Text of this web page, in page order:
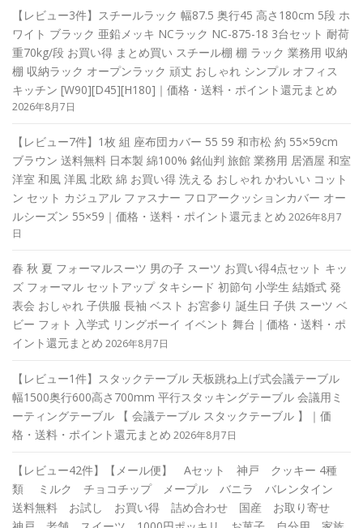
【レビュー3件】スチールラック 幅87.5 奥行45 高さ180cm 5段 ホ
ワイト ブラック 亜鉛メッキ NCラック NC-875-18 3台セット 耐荷
重70kg/段 お買い得 まとめ買い スチール棚 棚 ラック 業務用 収納
棚 収納ラック オープンラック 頑丈 おしゃれ シンプル オフィス
キッチン [W90][D45][H180]｜価格・送料・ポイント還元まとめ
2026年8月7日
【レビュー7件】1枚 組 座布団カバー 55 59 和市松 約 55×59cm
ブラウン 送料無料 日本製 綿100% 銘仙判 旅館 業務用 居酒屋 和室
洋室 和風 洋風 北欧 綿 お買い得 洗える おしゃれ かわいい コット
ン セット カジュアル ファスナー フロアークッションカバー オー
ルシーズン 55×59｜価格・送料・ポイント還元まとめ 2026年8月7
日
春 秋 夏 フォーマルスーツ 男の子 スーツ お買い得4点セット キッ
ズ フォーマル セットアップ タキシード 初節句 小学生 結婚式 発
表会 おしゃれ 子供服 長袖 ベスト お宮参り 誕生日 子供 スーツ ベ
ビー フォト 入学式 リングボーイ イベント 舞台｜価格・送料・ポ
イント還元まとめ 2026年8月7日
【レビュー1件】スタックテーブル 天板跳ね上げ式会議テーブル
幅1500奥行600高さ700mm 平行スタッキングテーブル 会議用ミ
ーティングテーブル 【 会議テーブル スタックテーブル 】｜価
格・送料・ポイント還元まとめ 2026年8月7日
【レビュー42件】【メール便】 Aセット 神戸 クッキー 4種
類 ミルク チョコチップ メープル バニラ バレンタイン
送料無料 お試し お買い得 詰め合わせ 国産 お取り寄せ